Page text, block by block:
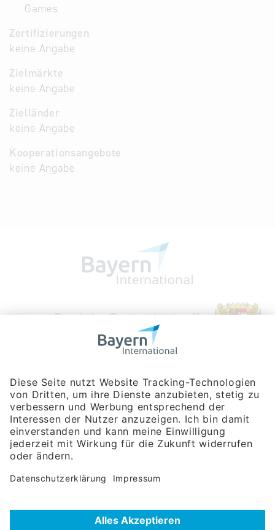
Games
Zertifizierungen
keine Angabe
Zielmärkte
keine Angabe
Zielländer
keine Angabe
Kooperationsangebote
keine Angabe
Bayerische Gesellschaft für Internationale
Rosenheimer Str. 143C
81671 München
Tel:+49 180 5949260
(Festnetz 14 ct/min, Mobil max. 42 ct/min)
Hotline
Datenschutzerklärung
Nutzungsbedingungen